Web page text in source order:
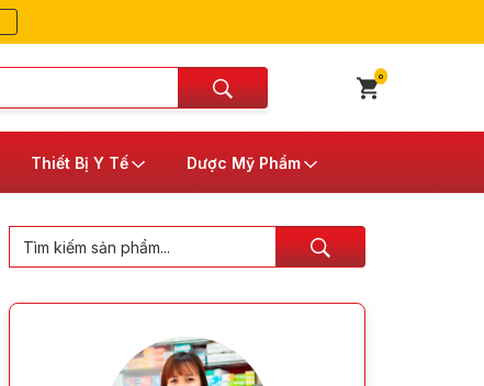
0
Thiết Bị Y Tế Dược Mỹ Phẩm